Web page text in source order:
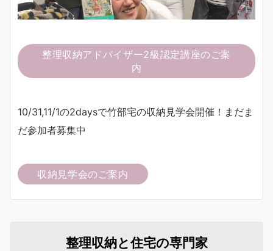
整理収納アドバイザー2級認定講座のご案
内
10/31,11/1の2daysで竹部宅の収納見学会開催！まだま
だ参加者募集中
収納見学会のご案内
整理収納と住宅の専門家